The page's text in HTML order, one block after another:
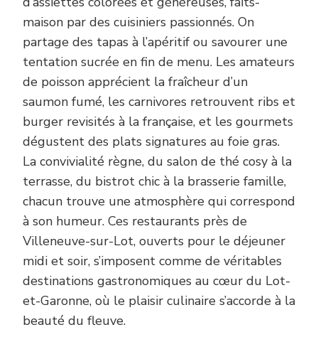
maison par des cuisiniers passionnés. On
partage des tapas à l’apéritif ou savourer une
tentation sucrée en fin de menu. Les amateurs
de poisson apprécient la fraîcheur d’un
saumon fumé, les carnivores retrouvent ribs et
burger revisités à la française, et les gourmets
dégustent des plats signatures au foie gras.
La convivialité règne, du salon de thé cosy à la
terrasse, du bistrot chic à la brasserie famille,
chacun trouve une atmosphère qui correspond
à son humeur. Ces restaurants près de
Villeneuve-sur-Lot, ouverts pour le déjeuner
midi et soir, s’imposent comme de véritables
destinations gastronomiques au cœur du Lot-
et-Garonne, où le plaisir culinaire s’accorde à la
beauté du fleuve.